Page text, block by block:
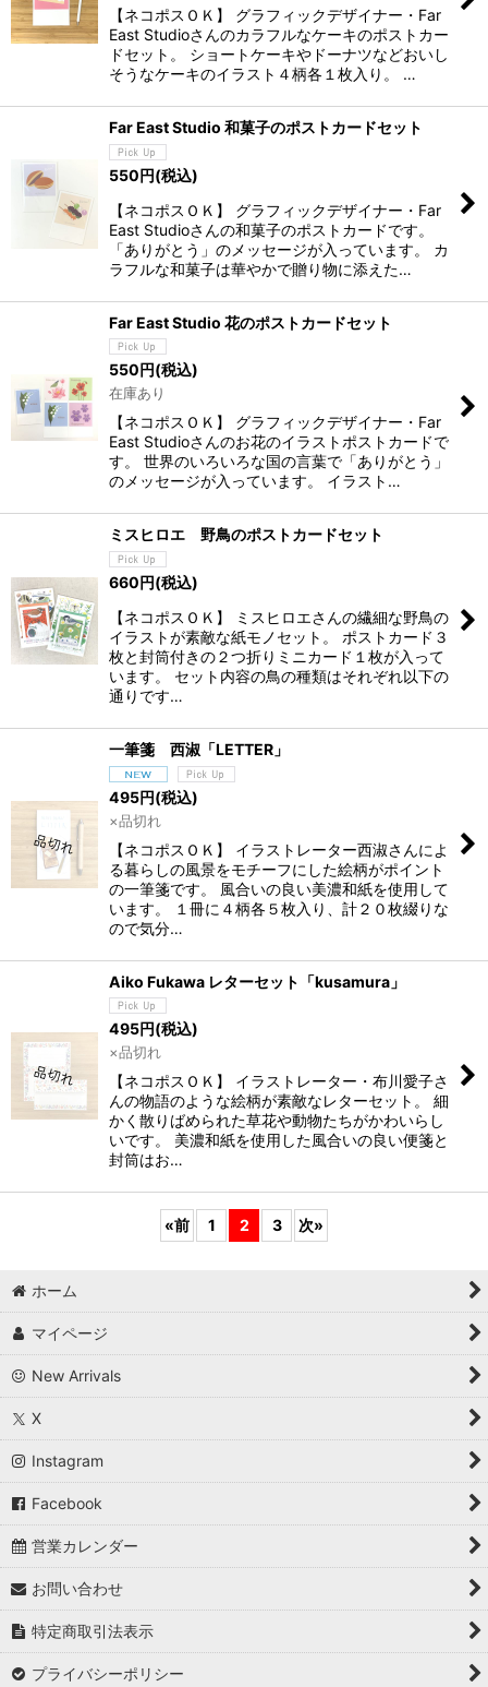
【ネコポスＯＫ】 グラフィックデザイナー・Far
East Studioさんのカラフルなケーキのポストカー
ドセット。 ショートケーキやドーナツなどおいし
そうなケーキのイラスト４柄各１枚入り。 …
Far East Studio 和菓子のポストカードセット
550円(税込)
【ネコポスＯＫ】 グラフィックデザイナー・Far
East Studioさんの和菓子のポストカードです。
「ありがとう」のメッセージが入っています。 カ
ラフルな和菓子は華やかで贈り物に添えた…
Far East Studio 花のポストカードセット
550円(税込)
在庫あり
【ネコポスＯＫ】 グラフィックデザイナー・Far
East Studioさんのお花のイラストポストカードで
す。 世界のいろいろな国の言葉で「ありがとう」
のメッセージが入っています。 イラスト…
ミスヒロエ 野鳥のポストカードセット
660円(税込)
【ネコポスＯＫ】 ミスヒロエさんの繊細な野鳥の
イラストが素敵な紙モノセット。 ポストカード３
枚と封筒付きの２つ折りミニカード１枚が入って
います。 セット内容の鳥の種類はそれぞれ以下の
通りです…
一筆箋 西淑「LETTER」
495円(税込)
×品切れ
【ネコポスＯＫ】 イラストレーター西淑さんによ
る暮らしの風景をモチーフにした絵柄がポイント
の一筆箋です。 風合いの良い美濃和紙を使用して
います。 １冊に４柄各５枚入り、計２０枚綴りな
ので気分…
Aiko Fukawa レターセット「kusamura」
495円(税込)
×品切れ
【ネコポスＯＫ】 イラストレーター・布川愛子さ
んの物語のような絵柄が素敵なレターセット。 細
かく散りばめられた草花や動物たちがかわいらし
いです。 美濃和紙を使用した風合いの良い便箋と
封筒はお…
«前 1 2 3 次»
ホーム
マイページ
New Arrivals
X
Instagram
Facebook
営業カレンダー
お問い合わせ
特定商取引法表示
プライバシーポリシー